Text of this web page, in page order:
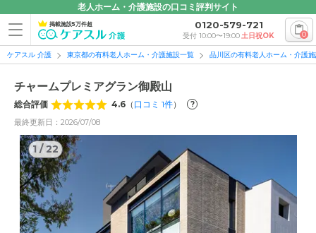
老人ホーム・介護施設の口コミ評判サイト
掲載施設5万件超 0120-579-721
受付 10:00〜19:00土日祝OK 0
ケアスル 介護 東京都の有料老人ホーム・介護施設一覧 品川区の有料老人ホーム・介護
チャームプレミアグラン御殿山
総合評価 4.6 （ 口コミ 1件） ?
最終更新日：2026/07/08
1 / 22
1/22